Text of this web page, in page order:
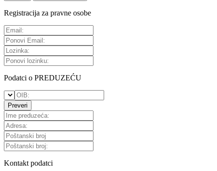
Registracija za pravne osobe
Podatci o PREDUZEĆU
Preveri
Kontakt podatci